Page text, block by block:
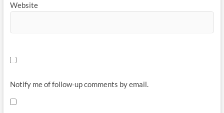
Website
Notify me of follow-up comments by email.